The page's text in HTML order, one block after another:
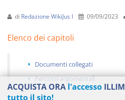
di Redazione WikiJus I 09/09/2023
Elenco dei capitoli
Documenti collegati
Percorsi argomentali
ACQUISTA ORA l'accesso
tutto il sito!